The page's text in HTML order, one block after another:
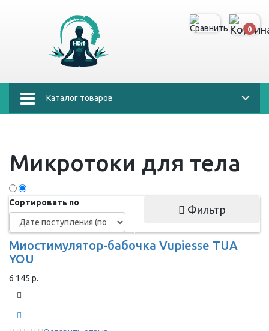
0
Каталог товаров
Микротоки для тела
Сортировать по
Фильтр
Миостимулятор-бабочка Vupiesse TUA
YOU
6 145 р.